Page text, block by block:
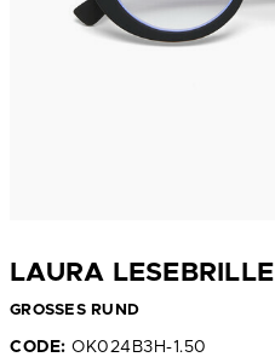
LAURA LESEBRILLE
GROSSES RUND
CODE: OK024B3H-1.50